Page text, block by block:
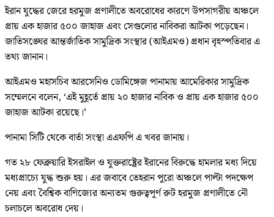
ইরান যুদ্ধের জেরে হরমুজ প্রণালীতে অবরোধের কারণে উপসাগরীয় অঞ্চলে
প্রায় এক হাজার ৫০০ জাহাজ এবং সেগুলোর নাবিকরা আটকা পড়েছেন।
জাতিসঙ্ঘের আন্তর্জাতিক সামুদ্রিক সংস্থার (আইএমও) প্রধান বৃহস্পতিবার এ
তথ্য জানান।
আইএমও মহাসচিব আরসেনিও ডোমিঙ্গেজ পানামায় আমেরিকার সামুদ্রিক
সম্মেলনে বলেন, ‘এই মুহূর্তে প্রায় ২০ হাজার নাবিক ও প্রায় এক হাজার ৫০০
জাহাজ আটকা রয়েছে।’
পানামা সিটি থেকে বার্তা সংস্থা এএফপি এ খবর জানায়।
গত ২৮ ফেব্রুয়ারি ইসরাইল ও যুক্তরাষ্ট্রের ইরানের বিরুদ্ধে হামলার মধ্য দিয়ে
মধ্যপ্রাচ্যে যুদ্ধ শুরু হয়। এর জবাবে তেহরান পুরো অঞ্চলে পাল্টা পদক্ষেপ
নেয় এবং বৈশ্বিক বাণিজ্যের অন্যতম গুরুত্বপূর্ণ রুট হরমুজ প্রণালীতে নৌ
চলাচলে অবরোধ দেয়।